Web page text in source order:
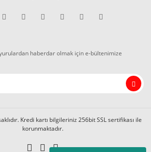
haberdar olmak için e-bültenimize
Kredi kartı bilgileriniz 256bit SSL sertifikası ile
korunmaktadır.